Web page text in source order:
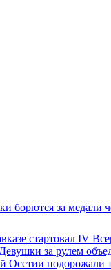
борются за медали
стартовал IV
Девушки за рулем
Осетии подорожали